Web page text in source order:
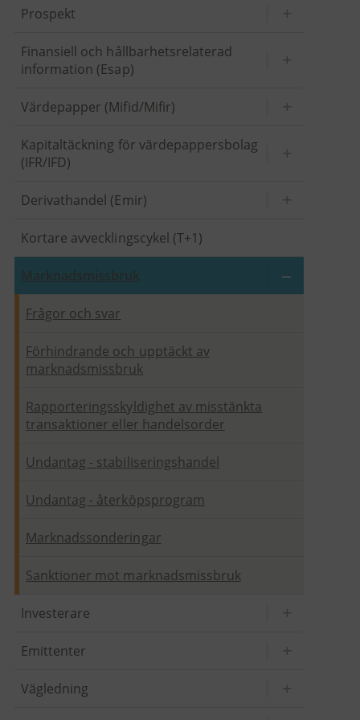
Prospekt
Finansiell och hållbarhetsrelaterad
information (Esap)
Värdepapper (Mifid/Mifir)
Kapitaltäckning för värdepappersbolag
(IFR/IFD)
Derivathandel (Emir)
Kortare avvecklingscykel (T+1)
Marknadsmissbruk
Frågor och svar
Förhindrande och upptäckt av
marknadsmissbruk
Rapporteringsskyldighet av misstänkta
transaktioner eller handelsorder
Undantag - stabiliseringshandel
Undantag - återköpsprogram
Marknadssonderingar
Sanktioner mot marknadsmissbruk
Investerare
Emittenter
Vägledning